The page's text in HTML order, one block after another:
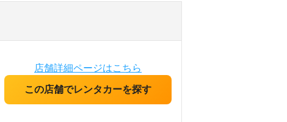
店舗詳細ページはこちら
この店舗でレンタカーを探す